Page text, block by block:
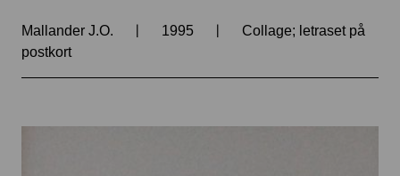
Mallander J.O. | 1995 |
Collage; letraset på
postkort